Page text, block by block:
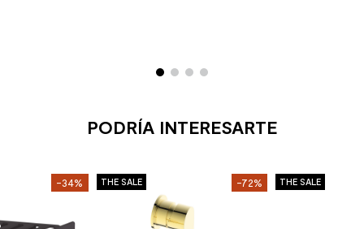
PODRÍA INTERESARTE
-34% THE SALE -72% THE SALE